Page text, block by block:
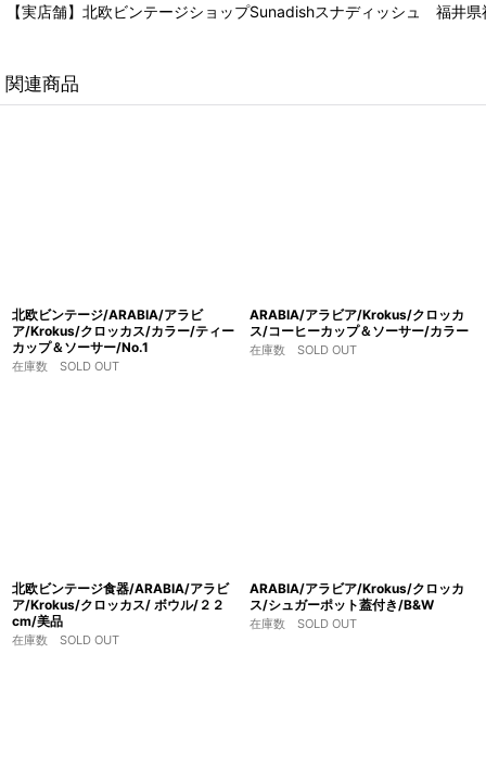
【実店舗】北欧ビンテージショップSunadishスナディッシュ 福井
関連商品
北欧ビンテージ/ARABIA/アラビ
ア/Krokus/クロッカス/カラー/ティー
カップ＆ソーサー/No.1
在庫数 SOLD OUT
ARABIA/アラビア/Krokus/クロッカ
ス/コーヒーカップ＆ソーサー/カラー
在庫数 SOLD OUT
北欧ビンテージ食器/ARABIA/アラビ
ア/Krokus/クロッカス/ ボウル/２２
cm/美品
在庫数 SOLD OUT
ARABIA/アラビア/Krokus/クロッカ
ス/シュガーポット蓋付き/B&W
在庫数 SOLD OUT